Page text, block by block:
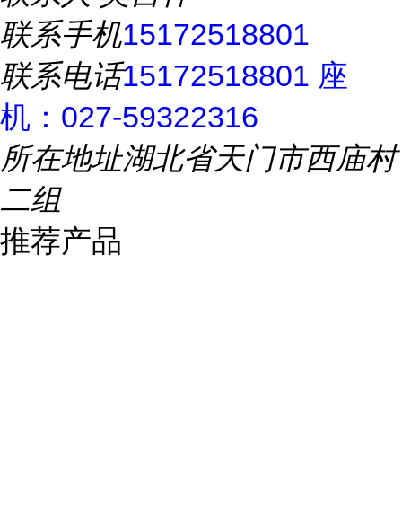
联系手机15172518801
联系电话15172518801 座
机：027-59322316
所在地址湖北省天门市西庙村
二组
推荐产品